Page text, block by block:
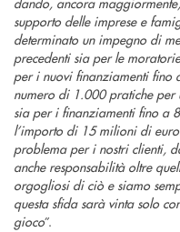
supporto delle imprese e
determinato un impegno di
precedenti sia per le
per i nuovi finanziamenti fino
numero di 1.000 pratiche
sia per i finanziamenti fino a
l’importo di 15 milioni di
problema per i nostri clienti,
anche responsabilità oltre
orgogliosi di ciò e siamo
questa sfida sarà vinta solo
gioco”.